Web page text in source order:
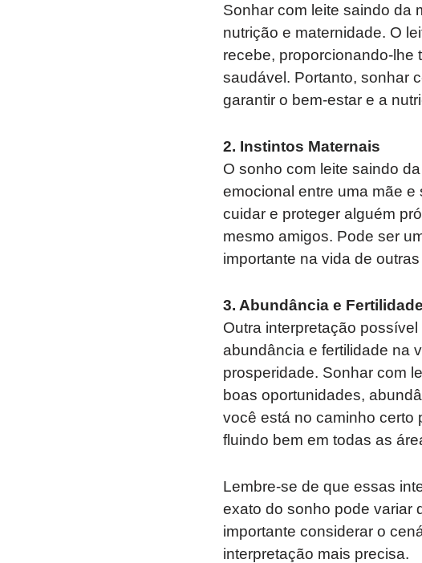
Sonhar com leite saindo da
nutrição e maternidade. O
recebe, proporcionando-lhe
saudável. Portanto, sonhar
garantir o bem-estar e a
2. Instintos Maternais
O sonho com leite saindo
emocional entre uma mãe
cuidar e proteger alguém
mesmo amigos. Pode ser
importante na vida de
3. Abundância e Fertilidade
Outra interpretação
abundância e fertilidade na
prosperidade. Sonhar com
boas oportunidades,
você está no caminho certo
fluindo bem em todas as
Lembre-se de que essas
exato do sonho pode variar
importante considerar o
interpretação mais precisa.